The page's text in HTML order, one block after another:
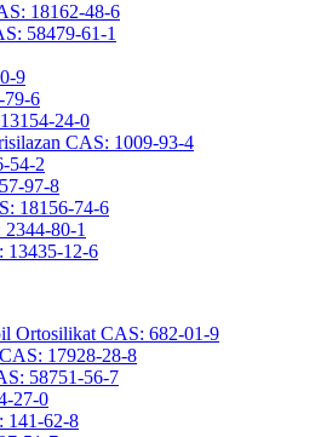
18162-48-6
58479-61-1
9
79-6
24-0
CAS: 1009-93-4
54-2
97-8
18156-74-6
80-1
13435-12-6
Ortosilikat CAS: 682-01-9
17928-28-8
58751-56-7
27-0
141-62-8